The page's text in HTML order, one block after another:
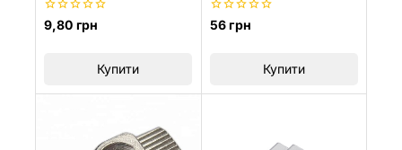
0
9,80 грн
Купити
0
56грн
Купити